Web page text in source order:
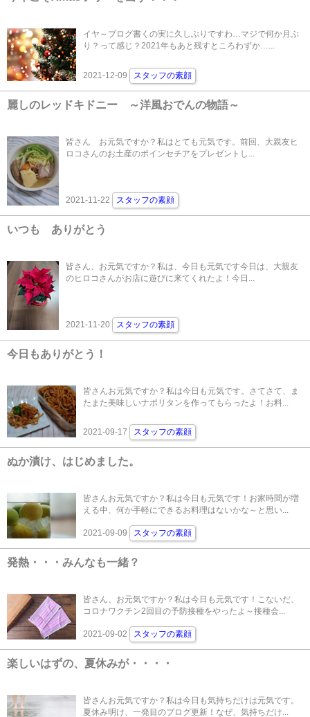
イヤ～ブログ書くの実に久しぶりですわ…マジで何か月ぶ
り？って感じ？2021年もあと残すところわずか…...
2021-12-09 スタッフの素顔
麗しのレッドキドニー ～洋風おでんの物語～
皆さん お元気ですか？私はとても元気です。前回、大親友ヒ
ロコさんのお土産のポインセチアをプレゼントし...
2021-11-22 スタッフの素顔
いつも ありがとう
皆さん、お元気ですか？私は、今日も元気です今日は、大親友
のヒロコさんがお店に遊びに来てくれたよ！今日...
2021-11-20 スタッフの素顔
今日もありがとう！
皆さんお元気ですか？私は今日も元気です。さてさて、ま
たまた美味しいナポリタンを作ってもらったよ！お料...
2021-09-17 スタッフの素顔
ぬか漬け、はじめました。
皆さんお元気ですか？私は今日も元気です！お家時間が増
える中、何か手軽にできるお料理はないかな～と思い...
2021-09-09 スタッフの素顔
発熱・・・みんなも一緒？
皆さん、お元気ですか？私は今日も元気です！こないだ、
コロナワクチン2回目の予防接種をやったよ～接種会...
2021-09-02 スタッフの素顔
楽しいはずの、夏休みが・・・・
皆さんお元気ですか？私は今日も気持ちだけは元気です。
夏休み明け、一発目のブログ更新！なぜ、気持ちだけ...